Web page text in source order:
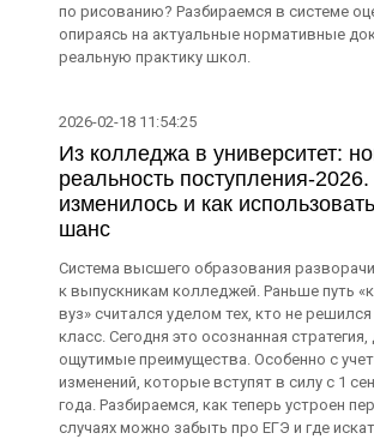
по рисованию? Разбираемся в системе
опираясь на актуальные нормативные
реальную практику школ.
2026-02-18 11:54:25
Из колледжа в университет:
реальность поступления-
изменилось и как
шанс
Система высшего образования
к выпускникам колледжей. Раньше путь
вуз» считался уделом тех, кто не
класс. Сегодня это осознанная
ощутимые преимущества. Особенно с
изменений, которые вступят в силу с 1
года. Разбираемся, как теперь устроен
случаях можно забыть про ЕГЭ и где